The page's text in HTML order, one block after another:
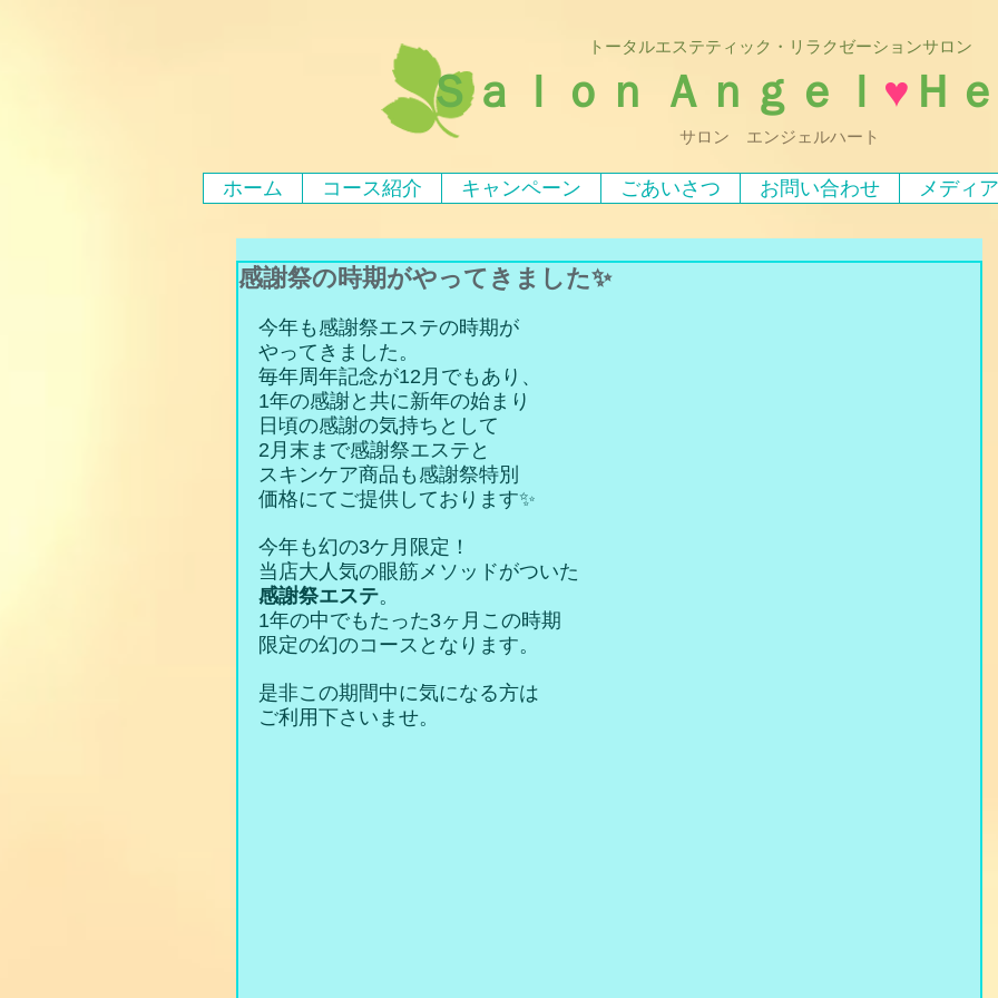
トータルエステティック・リラクゼーションサロン
Ｓａｌｏｎ Ａｎｇｅｌ ♥ Ｈ
サロン エンジェルハート
ホーム コース紹介 キャンペーン ごあいさつ お問い合わせ メディ
感謝祭の時期がやってきました✨
今年も感謝祭エステの時期が
やってきました。
毎年周年記念が12月でもあり、
1年の感謝と共に新年の始まり
日頃の感謝の気持ちとして
2月末まで感謝祭エステと
スキンケア商品も感謝祭特別
価格にてご提供しております✨
今年も幻の3ケ月限定！
当店大人気の眼筋メソッドがついた
感謝祭エステ。
1年の中でもたった3ヶ月この時期
限定の幻のコースとなります。
是非この期間中に気になる方は
ご利用下さいませ。